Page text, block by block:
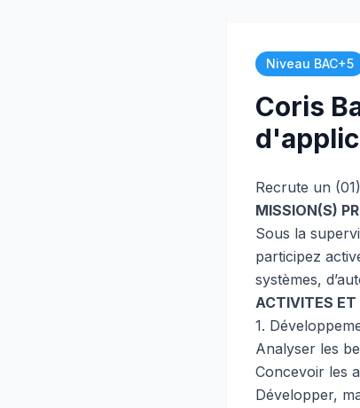
Niveau BAC+5
Coris
Recrute un
MISSION(S)
Sous la
participez
systèmes,
ACTIVITES ET
1.
Analyser les
Concevoir les
Développer,